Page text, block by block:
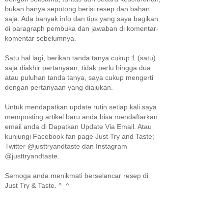
bukan hanya sepotong berisi resep dan bahan
saja. Ada banyak info dan tips yang saya bagikan
di paragraph pembuka dan jawaban di komentar-
komentar sebelumnya.
Satu hal lagi, berikan tanda tanya cukup 1 (satu)
saja diakhir pertanyaan, tidak perlu hingga dua
atau puluhan tanda tanya, saya cukup mengerti
dengan pertanyaan yang diajukan.
Untuk mendapatkan update rutin setiap kali saya
memposting artikel baru anda bisa mendaftarkan
email anda di Dapatkan Update Via Email. Atau
kunjungi Facebook fan page Just Try and Taste;
Twitter @justtryandtaste dan Instagram
@justtryandtaste.
Semoga anda menikmati berselancar resep di
Just Try & Taste. ^_^